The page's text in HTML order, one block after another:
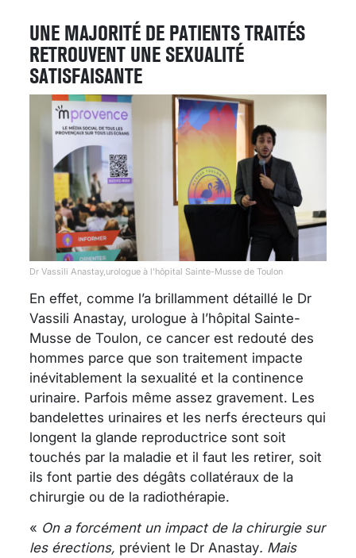
UNE MAJORITÉ DE PATIENTS TRAITÉS
RETROUVENT UNE SEXUALITÉ
SATISFAISANTE
Dr Vassili Anastay,urologue à l’hôpital Sainte-Musse de Toulon
En effet, comme l’a brillamment détaillé le Dr
Vassili Anastay, urologue à l’hôpital Sainte-
Musse de Toulon, ce cancer est redouté des
hommes parce que son traitement impacte
inévitablement la sexualité et la continence
urinaire. Parfois même assez gravement. Les
bandelettes urinaires et les nerfs érecteurs qui
longent la glande reproductrice sont soit
touchés par la maladie et il faut les retirer, soit
ils font partie des dégâts collatéraux de la
chirurgie ou de la radiothérapie.
« On a forcément un impact de la chirurgie sur
les érections, prévient le Dr Anastay. Mais